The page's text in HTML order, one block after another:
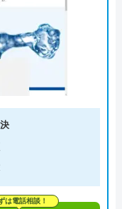
は電話相談！